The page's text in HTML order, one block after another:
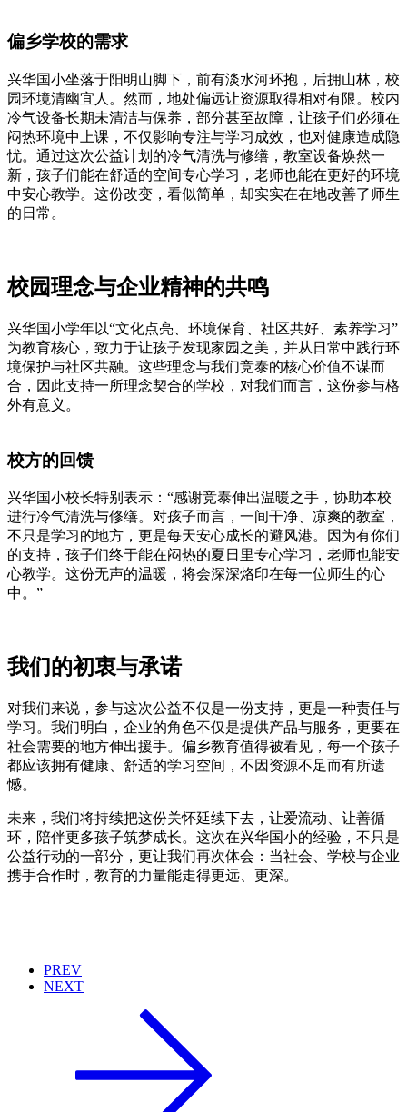
偏乡学校的需求
兴华国小坐落于阳明山脚下，前有淡水河环抱，后拥山林，校
园环境清幽宜人。然而，地处偏远让资源取得相对有限。校内
冷气设备长期未清洁与保养，部分甚至故障，让孩子们必须在
闷热环境中上课，不仅影响专注与学习成效，也对健康造成隐
忧。通过这次公益计划的冷气清洗与修缮，教室设备焕然一
新，孩子们能在舒适的空间专心学习，老师也能在更好的环境
中安心教学。这份改变，看似简单，却实实在在地改善了师生
的日常。
校园理念与企业精神的共鸣
兴华国小学年以“文化点亮、环境保育、社区共好、素养学习”
为教育核心，致力于让孩子发现家园之美，并从日常中践行环
境保护与社区共融。这些理念与我们竞泰的核心价值不谋而
合，因此支持一所理念契合的学校，对我们而言，这份参与格
外有意义。
校方的回馈
兴华国小校长特别表示：“感谢竞泰伸出温暖之手，协助本校
进行冷气清洗与修缮。对孩子而言，一间干净、凉爽的教室，
不只是学习的地方，更是每天安心成长的避风港。因为有你们
的支持，孩子们终于能在闷热的夏日里专心学习，老师也能安
心教学。这份无声的温暖，将会深深烙印在每一位师生的心
中。”
我们的初衷与承诺
对我们来说，参与这次公益不仅是一份支持，更是一种责任与
学习。我们明白，企业的角色不仅是提供产品与服务，更要在
社会需要的地方伸出援手。偏乡教育值得被看见，每一个孩子
都应该拥有健康、舒适的学习空间，不因资源不足而有所遗
憾。
未来，我们将持续把这份关怀延续下去，让爱流动、让善循
环，陪伴更多孩子筑梦成长。这次在兴华国小的经验，不只是
公益行动的一部分，更让我们再次体会：当社会、学校与企业
携手合作时，教育的力量能走得更远、更深。
PREV
NEXT